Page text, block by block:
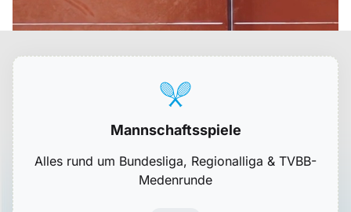
Mannschaftsspiele
Alles rund um Bundesliga, Regionalliga & TVBB-
Medenrunde